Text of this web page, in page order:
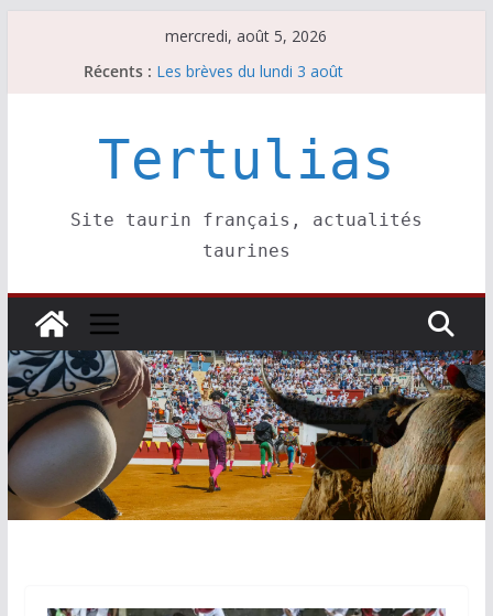
mercredi, août 5, 2026
Récents : Les brèves du lundi 3 août
Les brèves du mardi 4 août
La Sokamuturra de Pasai Donibane
Tertulias
Site taurin français, actualités
taurines